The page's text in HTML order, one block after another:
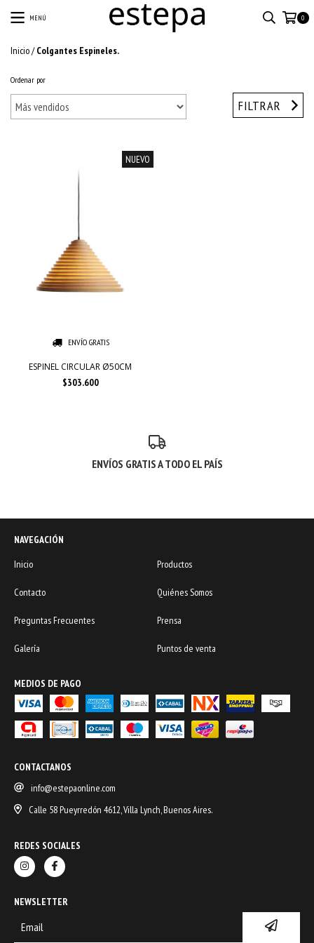
MENÚ 0
Inicio/ Colgantes Espineles.
Ordenar por
FILTRAR
ENVÍO GRATIS
NUEVO
ESPINEL CIRCULAR Ø50CM
$303.600
ENVÍOS GRATIS A TODO EL PAÍS
NAVEGACIÓN
Inicio
Productos
Contacto Quiénes Somos
Preguntas Frecuentes Prensa
Galería Puntos de venta
MEDIOS DE PAGO
CONTACTANOS
info@estepaonline.com
Calle 58 Pueyrredón 4612, Villa Lynch, Buenos Aires.
REDES SOCIALES
NEWSLETTER